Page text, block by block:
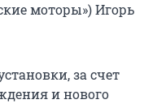
моторы») Игорь
за счет
и нового